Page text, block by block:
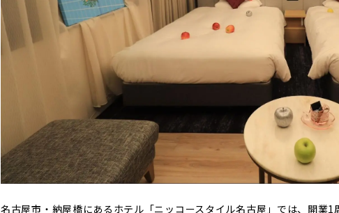
名古屋市・納屋橋にあるホテル「ニッコースタイル名古屋」では、開業